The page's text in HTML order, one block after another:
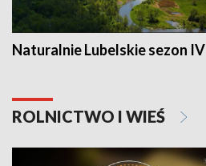
Naturalnie Lubelskie sezon IV
ROLNICTWO I WIEŚ